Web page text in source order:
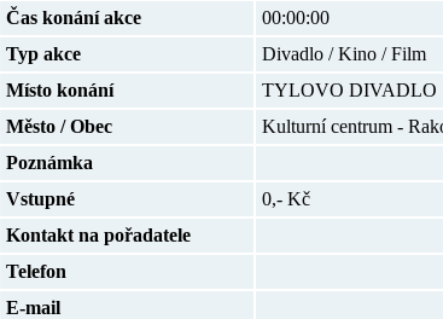
Čas konání akce
00:00:00
Typ akce
Divadlo / Kino / Film
Místo konání
TYLOVO DIVADLO
Město / Obec
Kulturní centrum -
Poznámka
Vstupné
0,- Kč
Kontakt na pořadatele
Telefon
E-mail